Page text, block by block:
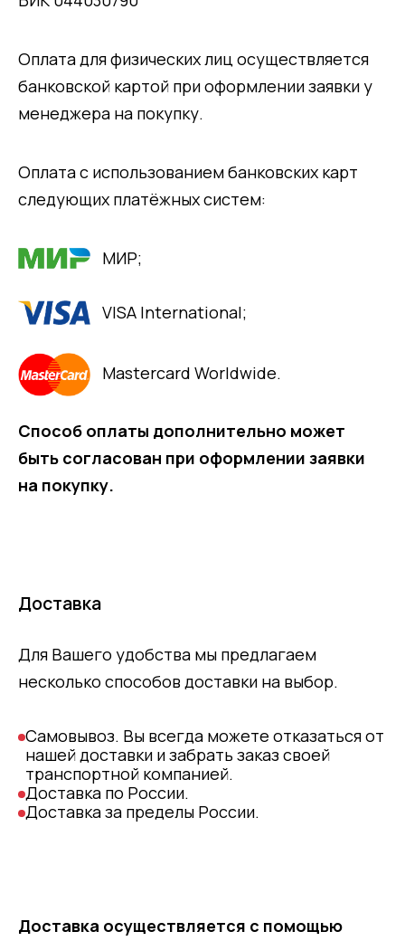
Оплата для физических лиц осуществляется
банковской картой при оформлении заявки у
менеджера на покупку.
Оплата с использованием банковских карт
следующих платёжных систем:
МИР;
VISA International;
Mastercard Worldwide.
Способ оплаты дополнительно может
быть согласован при оформлении заявки
на покупку.
Доставка
Для Вашего удобства мы предлагаем
несколько способов доставки на выбор.
Самовывоз. Вы всегда можете отказаться от
нашей доставки и забрать заказ своей
транспортной компанией.
Доставка по России.
Доставка за пределы России.
Доставка осуществляется с помощью